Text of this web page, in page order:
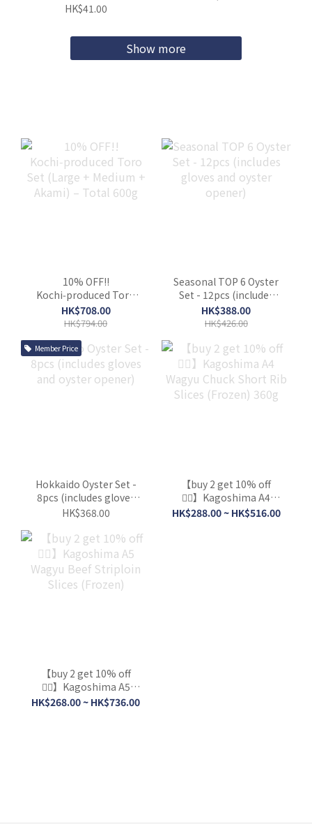
HK$41.00
Show more
10% OFF!!
Kochi‑produced Toro
Set (Large + Medium +
Akami) – Total 600g
HK$708.00
HK$794.00
Seasonal TOP 6 Oyster
Set - 12pcs (includes
gloves and oyster
opener)
HK$388.00
HK$426.00
Member Price
Hokkaido Oyster Set -
8pcs (includes gloves
and oyster opener)
HK$368.00
【buy 2 get 10% off
👍🏻】Kagoshima A4
Wagyu Chuck Short Rib
HK$288.00 ~ HK$516.00
【buy 2 get 10% off
👍🏻】Kagoshima A5
Wagyu Beef Striploin
HK$268.00 ~ HK$736.00